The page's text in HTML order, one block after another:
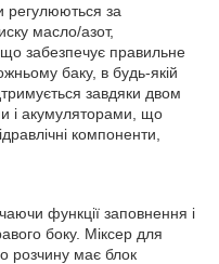
регулюються за
масло/азот,
забезпечує правильне
баку, в будь-якій
завдяки двом
і акумуляторами, що
компоненти,
функції заповнення і
боку. Міксер для
розчину має блок